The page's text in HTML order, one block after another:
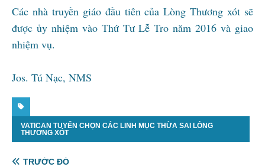
Các nhà truyền giáo đầu tiên của Lòng Thương xót sẽ
được ủy nhiệm vào Thứ Tư Lễ Tro năm 2016 và giao
nhiệm vụ.
Jos. Tú Nạc, NMS
VATICAN TUYỂN CHỌN CÁC LINH MỤC THỪA SAI LÒNG
THƯƠNG XÓT
TRƯỚC ĐÓ